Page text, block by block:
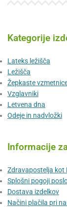
Kategorije
Lateks ležišča
Ležišča
Žepkaste
Vzglavniki
Letvena dna
Odeje in nadvložki
Informacije
Zdravapostelja kot
Splošni pogoji
Dostava izdelkov
Načini plačila pri